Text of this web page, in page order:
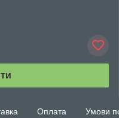
Оплата Умови